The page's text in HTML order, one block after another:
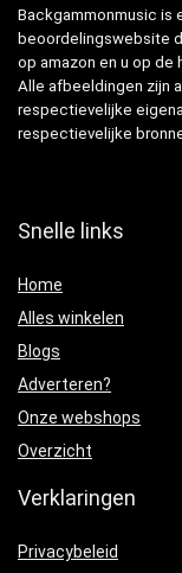
Backgammonmusic is
beoordelingswebsite
op amazon en u op
Alle afbeeldingen zijn
respectievelijke
respectievelijke
Snelle links
Home
Alles winkelen
Blogs
Adverteren?
Onze webshops
Overzicht
Verklaringen
Privacybeleid